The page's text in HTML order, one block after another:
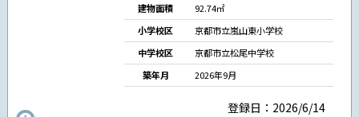
建物面積
92.74㎡
小学校区
京都市立嵐山東小学校
中学校区
京都市立松尾中学校
築年月
2026年9月
登録日：2026/6/14